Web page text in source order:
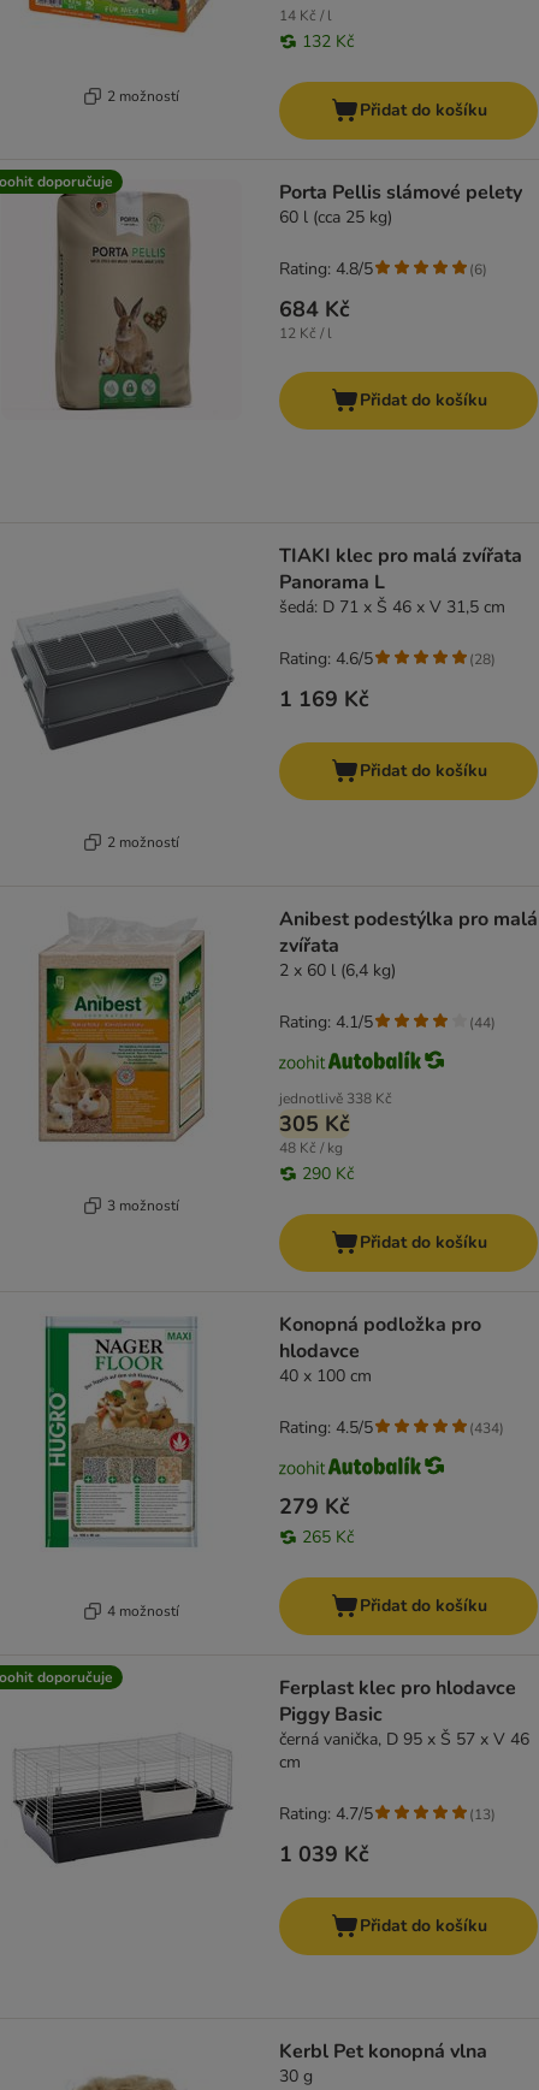
2 možností
14 Kč / l
132 Kč
Přidat do košíku
doporučuje Porta Pellis slámové pelety
60 l (cca 25 kg)
684 Kč
12 Kč / l
Rating: 4.8/5 (6)
Přidat do košíku
2 možností
TIAKI klec pro malá zvířata
Panorama L
šedá: D 71 x Š 46 x V 31,5 cm
1 169 Kč
Rating: 4.6/5 (28)
Přidat do košíku
3 možností
Anibest podestýlka pro malá
zvířata
2 x 60 l (6,4 kg)
jednotlivě 338 Kč
305 Kč
48 Kč / kg
290 Kč
Rating: 4.1/5 (44)
Přidat do košíku
4 možností
Konopná podložka pro
hlodavce
40 x 100 cm
279 Kč
265 Kč
Rating: 4.5/5 (434)
Přidat do košíku
doporučuje
Ferplast klec pro hlodavce
Piggy Basic
černá vanička, D 95 x Š 57 x V 46
cm
1 039 Kč
Rating: 4.7/5 (13)
Přidat do košíku
Kerbl Pet konopná vlna
30 g